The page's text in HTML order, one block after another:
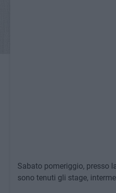
Sabato pomeriggio, presso
sono tenuti gli stage,